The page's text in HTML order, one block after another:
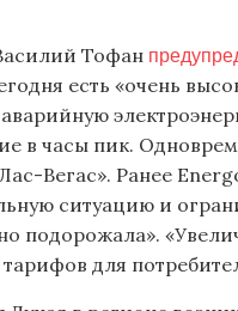
Тофан
есть «очень
в часы пик.
Вегас». Ранее
ситуацию и
подорожала».
для